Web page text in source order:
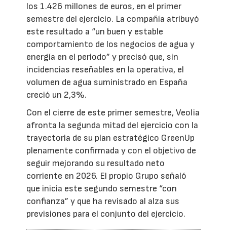
los 1.426 millones de euros, en el primer
semestre del ejercicio. La compañía atribuyó
este resultado a “un buen y estable
comportamiento de los negocios de agua y
energía en el periodo” y precisó que, sin
incidencias reseñables en la operativa, el
volumen de agua suministrado en España
creció un 2,3%.
Con el cierre de este primer semestre, Veolia
afronta la segunda mitad del ejercicio con la
trayectoria de su plan estratégico GreenUp
plenamente confirmada y con el objetivo de
seguir mejorando su resultado neto
corriente en 2026. El propio Grupo señaló
que inicia este segundo semestre “con
confianza” y que ha revisado al alza sus
previsiones para el conjunto del ejercicio.